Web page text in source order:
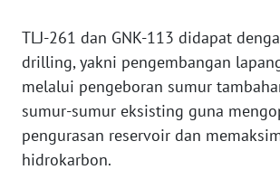
‎TLJ-261 dan GNK-113 didapat
drilling, yakni pengembangan
melalui pengeboran sumur
sumur-sumur eksisting guna
pengurasan reservoir dan
hidrokarbon.
WN
KEPRI
WN
PAPUA